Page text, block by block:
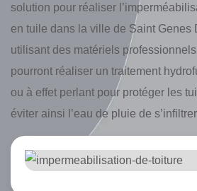
solution pour réaliser
en tuile dans la ville de Saint Genes
utilisant des matériels
pourront réaliser un traitement
ou à effet perlant pour protéger les
éviter ainsi l’eau de pluie de